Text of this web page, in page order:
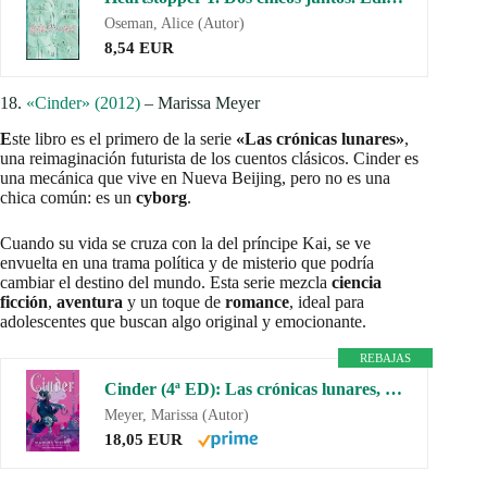
Oseman, Alice (Autor)
8,54 EUR
18. «Cinder» (2012) – Marissa Meyer
Este libro es el primero de la serie «Las crónicas lunares»,
una reimaginación futurista de los cuentos clásicos. Cinder es
una mecánica que vive en Nueva Beijing, pero no es una
chica común: es un cyborg.
Cuando su vida se cruza con la del príncipe Kai, se ve
envuelta en una trama política y de misterio que podría
cambiar el destino del mundo. Esta serie mezcla ciencia
ficción, aventura y un toque de romance, ideal para
adolescentes que buscan algo original y emocionante.
REBAJAS
Cinder (4ª ED): Las crónicas lunares, 1 (LAS CRONICAS LUNARES)
Meyer, Marissa (Autor)
18,05 EUR